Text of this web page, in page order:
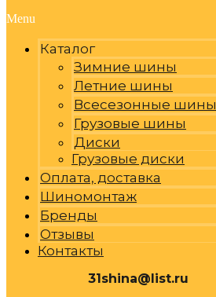
Menu
Каталог
Зимние шины
Летние шины
Всесезонные шины
Грузовые шины
Диски
Грузовые диски
Оплата, доставка
Шиномонтаж
Бренды
Отзывы
Контакты
31shina@list.ru